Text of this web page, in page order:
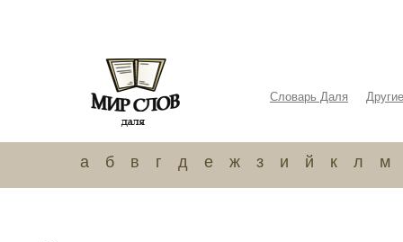
Словарь Даля
а б в г д е ж з и й к л м